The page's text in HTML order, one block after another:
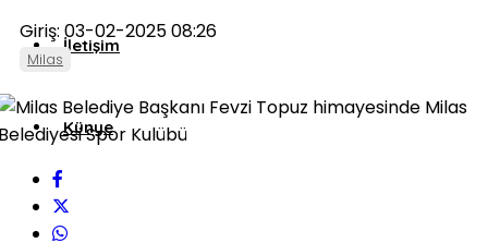
İletişim
Künye
Giriş: 03-02-2025 08:26
Milas